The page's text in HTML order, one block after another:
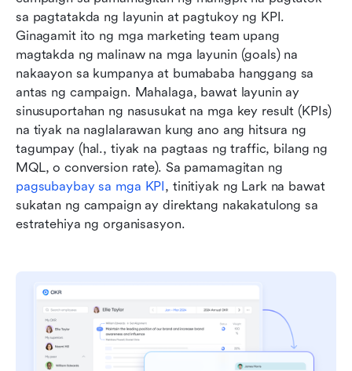
sa pagtatakda ng layunin at pagtukoy ng KPI.
Ginagamit ito ng mga marketing team upang
magtakda ng malinaw na mga layunin (goals) na
nakaayon sa kumpanya at bumababa hanggang sa
antas ng campaign. Mahalaga, bawat layunin ay
sinusuportahan ng nasusukat na mga key result (KPIs)
na tiyak na naglalarawan kung ano ang hitsura ng
tagumpay (hal., tiyak na pagtaas ng traffic, bilang ng
pagsubaybay sa mga KPI, tinitiyak ng Lark na bawat
sukatan ng campaign ay direktang nakakatulong sa
estratehiya ng organisasyon.